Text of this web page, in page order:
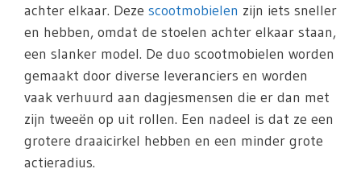
achter elkaar. Deze scootmobielen zijn iets sneller
en hebben, omdat de stoelen achter elkaar staan,
een slanker model. De duo scootmobielen worden
gemaakt door diverse leveranciers en worden
vaak verhuurd aan dagjesmensen die er dan met
zijn tweeën op uit rollen. Een nadeel is dat ze een
grotere draaicirkel hebben en een minder grote
actieradius.